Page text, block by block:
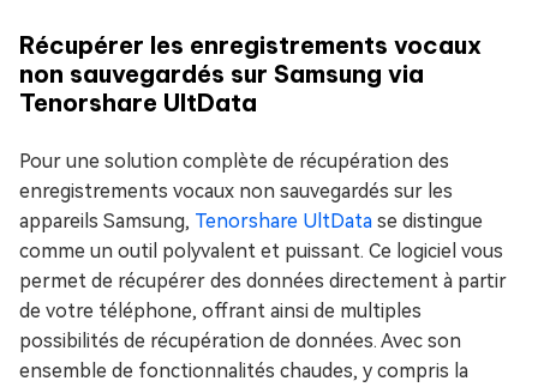
Récupérer les enregistrements vocaux
non sauvegardés sur Samsung via
Tenorshare UltData
Pour une solution complète de récupération des
enregistrements vocaux non sauvegardés sur les
appareils Samsung, Tenorshare UltData se distingue
comme un outil polyvalent et puissant. Ce logiciel vous
permet de récupérer des données directement à partir
de votre téléphone, offrant ainsi de multiples
possibilités de récupération de données. Avec son
ensemble de fonctionnalités chaudes, y compris la